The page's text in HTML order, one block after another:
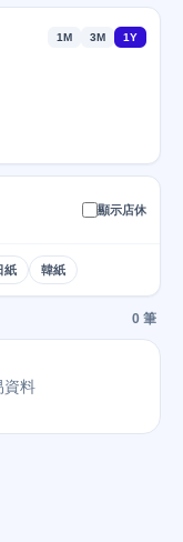
1M 3M 1Y
顯示店休
紙 韓紙
0 筆
資料